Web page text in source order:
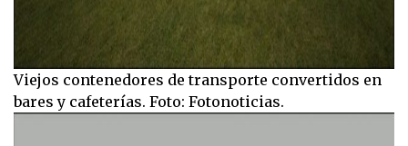
Viejos contenedores de transporte convertidos en
bares y cafeterías. Foto: Fotonoticias.